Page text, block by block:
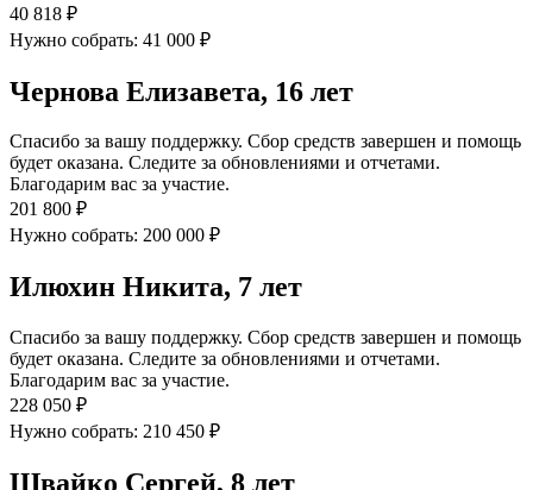
40 818 ₽
Нужно собрать: 41 000 ₽
Чернова Елизавета, 16 лет
Спасибо за вашу поддержку. Сбор средств завершен и помощь
будет оказана. Следите за обновлениями и отчетами.
Благодарим вас за участие.
201 800 ₽
Нужно собрать: 200 000 ₽
Илюхин Никита, 7 лет
Спасибо за вашу поддержку. Сбор средств завершен и помощь
будет оказана. Следите за обновлениями и отчетами.
Благодарим вас за участие.
228 050 ₽
Нужно собрать: 210 450 ₽
Швайко Сергей, 8 лет